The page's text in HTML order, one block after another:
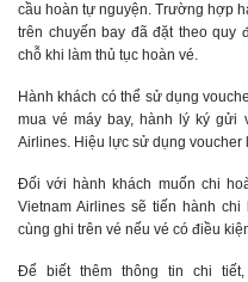
cầu hoàn tự nguyện. Trường hợp
trên chuyến bay đã đặt theo quy
chỗ khi làm thủ tục hoàn vé.
Hành khách có thể sử dụng
mua vé máy bay, hành lý ký gửi
Airlines. Hiệu lực sử dụng voucher
Đối với hành khách muốn chi
Vietnam Airlines sẽ tiến hành
cùng ghi trên vé nếu vé có điều
Để biết thêm thông tin chi